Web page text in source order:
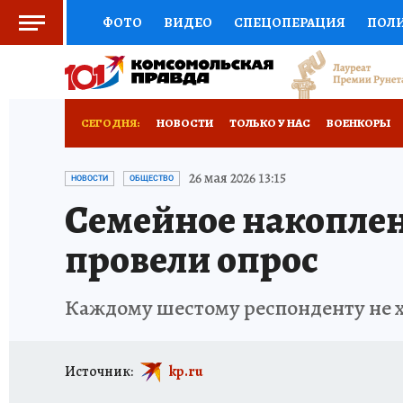
ФОТО ВИДЕО СПЕЦОПЕРАЦИЯ
СОЦПОДДЕРЖКА НАУКА СПОРТ
ПРЕСС-ЦЕНТР
СЕГОДНЯ: НОВОСТИ ТОЛЬКО У НАС ВОЕНКОРЫ
ИСПЫТАНО НА СЕБЕ
НОВОСТИ ОБЩЕСТВО 26 мая 2026 13:15
Семейное
провели опрос
Каждому шестому респонденту не
Источник: kp.ru